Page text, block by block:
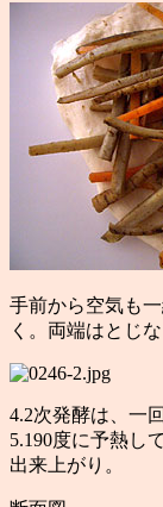
手前から空気も
く。両端はとじ
4.2次発酵は、一
5.190度に予熱し
出来上がり。